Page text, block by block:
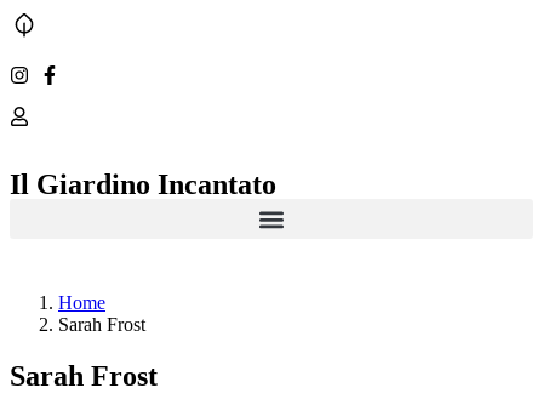
Il Giardino Incantato
Home
Sarah Frost
Sarah Frost